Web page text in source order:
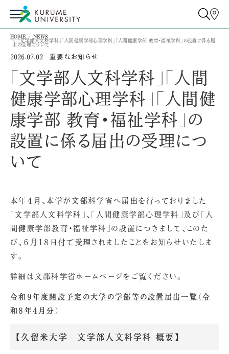
HOME
NEWS
「文学部人文科学科」「人間健康学部心理学科」「人間健康学部 教育・福祉学科」の設置に係る届
出の受理について
2026.07.02 重要なお知らせ
「文学部人文科学科」「人間
健康学部心理学科」「人間健
康学部 教育・福祉学科」の
設置に係る届出の受理につ
いて
本年４月、本学が文部科学省へ届出を行っておりました
「文学部人文科学科」、「人間健康学部心理学科」及び「人
間健康学部教育・福祉学科」の設置につきまして、このた
び、６月18日付で受理されましたことをお知らせいたしま
す。
詳細は文部科学省ホームページをご覧ください。
令和9年度開設予定の大学の学部等の設置届出一覧（令
和8年4月分）
【久留米大学 文学部人文科学科 概要】